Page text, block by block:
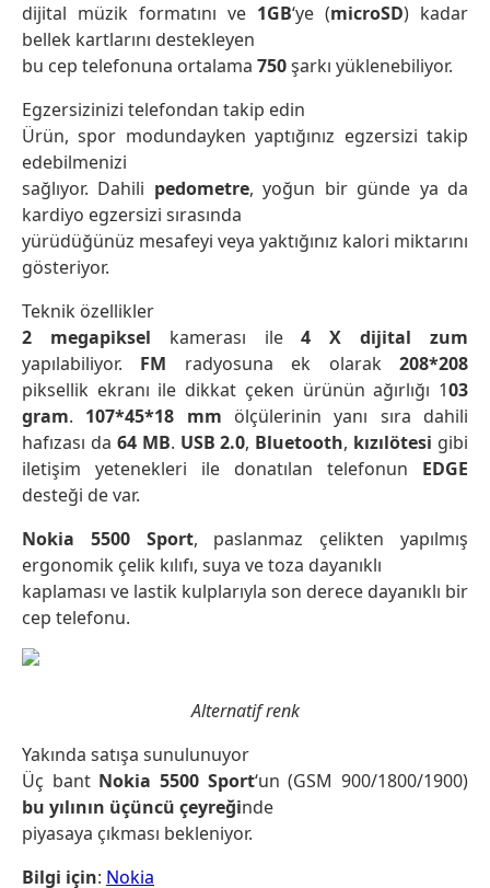
dijital müzik formatını ve 1GB‘ye (microSD) kadar
bellek kartlarını destekleyen
bu cep telefonuna ortalama 750şarkı yüklenebiliyor.
Egzersizinizi telefondan takip edin
Ürün, spor modundayken yaptığınız egzersizi takip
edebilmenizi
sağlıyor. Dahili pedometre, yoğun bir günde ya da
kardiyo egzersizi sırasında
yürüdüğünüz mesafeyi veya yaktığınız kalori miktarını
gösteriyor.
Teknik özellikler
2 megapiksel kamerası ile4 X dijital zum
yapılabiliyor. FM radyosuna ek olarak208*208
piksellik ekranı ile dikkat çeken ürünün ağırlığı 103
gram. 107*45*18 mm ölçülerinin yanı sıra dahili
hafızası da 64 MB. USB 2.0, Bluetooth, kızılötesi gibi
iletişim yetenekleri ile donatılan telefonun EDGE
desteği de var.
Nokia 5500 Sport, paslanmaz çelikten yapılmış
ergonomik çelik kılıfı, suya ve toza dayanıklı
kaplaması ve lastik kulplarıyla son derece dayanıklı bir
cep telefonu.
Alternatif renk
Yakında satışa sunulunuyor
Üç bant Nokia 5500 Sport‘un (GSM 900/1800/1900)
bu yılının üçüncü çeyreğinde
piyasaya çıkması bekleniyor.
Bilgi için: Nokia